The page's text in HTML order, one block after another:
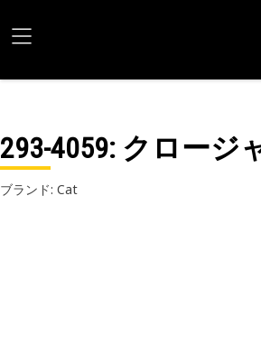
293-4059: クロージ
ブランド: Cat